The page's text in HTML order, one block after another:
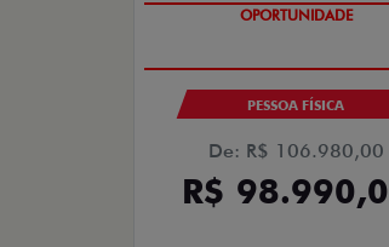
OPORTUNIDADE
PESSOA FÍSICA
De: R$ 106.980,00
R$